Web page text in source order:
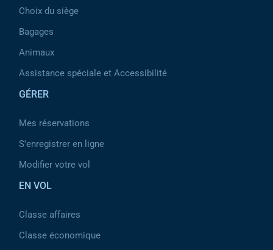
Choix du siège
Bagages
Animaux
Assistance spéciale et Accessibilité
GÉRER
Mes réservations
S'enregistrer en ligne
Modifier votre vol
EN VOL
Classe affaires
Classe économique